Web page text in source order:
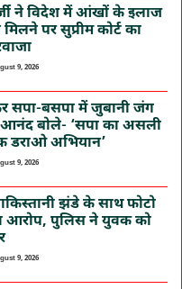
ने विदेश में आंखों के इलाज
पर सुप्रीम कोर्ट का
9, 2026
सपा-बसपा में जुबानी जंग
बोले- ‘सपा का असली
डराओ अभियान’
9, 2026
झंडे के साथ फोटो
आरोप, पुलिस ने युवक को
9, 2026